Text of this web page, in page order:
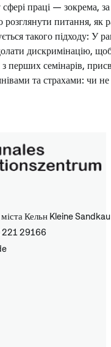
праці — зокрема,
питання, як
такого підходу: У
дискримінацію,
перших семінарів,
та страхами: чи
Кельн Kleine
221 29166